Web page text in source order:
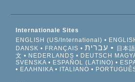
Internationale Sites
ENGLISH (US/International)
DANSK
FRANÇAIS עברית 日本語
文
NEDERLANDS DEUTSCH
SVENSKA
ESPAÑOL (LATINO)
ΕΛΛΗΝΙΚA
ITALIANO